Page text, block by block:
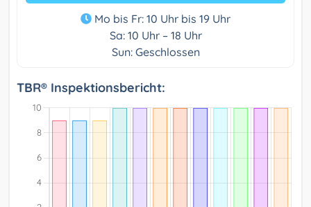
Mo bis Fr: 10 Uhr bis 19 Uhr
Sa: 10 Uhr – 18 Uhr
Sun: Geschlossen
TBR® Inspektionsbericht: